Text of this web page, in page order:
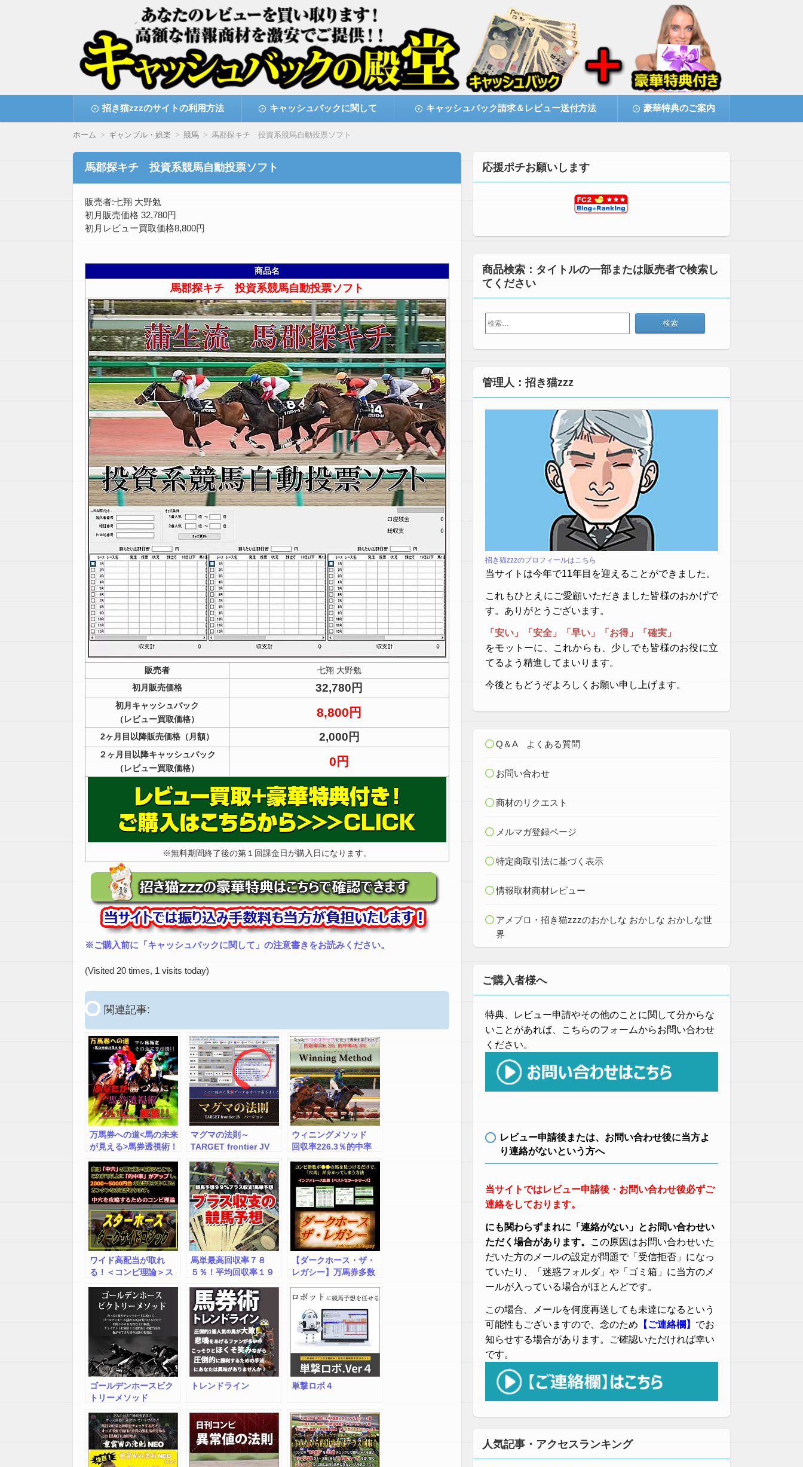
情報商材激安サイト・キャッシュバックの殿堂
高額な情報商材をレビューを買い取ることで激安で購入できます
テ
招き猫zzzのサイトの利用方法 キャッシュバックに関して キャッシュバック請求＆レビュー送付方法 豪華特典のご案内
ホーム ギャンブル・娯楽 競馬 馬郡探キチ 投資系競馬自動投票ソフト
馬郡探キチ 投資系競馬自動投票ソフト
販売者:七翔 大野勉
初月販売価格 32,780円
初月レビュー買取価格8,800円
商品名
馬郡探キチ 投資系競馬自動投票ソフト
販売者
七翔 大野勉
初月販売価格
32,780円
初月キャッシュバック
（レビュー買取価格）
8,800円
2ヶ月目以降販売価格（月額） 2,000円
２ヶ月目以降キャッシュバック
（レビュー買取価格）
0円
※無料期間終了後の第１回課金日が購入日になります。
※ご購入前に「キャッシュバックに関して」の注意書きをお読みください。
(Visited 20 times, 1 visits today)
関連記事:
万馬券への道<馬の未来
が見える>馬券透視術！
マグマの法則～
TARGET frontier JV
ウィニングメソッド
回収率226.3％的中率
キャッシュバック,豪華
特典付！
ワイド高配当が取れ
る！＜コンピ理論＞ス
イドロジック
馬単最高回収率７８
５％！平均回収率１９
【ダークホース・ザ・
レガシー】万馬券多数
ける法則
ゴールデンホースビク
トリーメソッド
トレンドライン 単撃ロボ４
応援ポチお願いします
商品検索：タイトルの一部または販売者で検索し
てください
検
索:
管理人：招き猫zzz
招き猫zzzのプロフィールはこちら
当サイトは今年で11年目を迎えることができました。
これもひとえにご愛顧いただきました皆様のおかげで
す。ありがとうございます。
「安い」「安全」「早い」「お得」「確実」
をモットーに、これからも、少しでも皆様のお役に立
てるよう精進してまいります。
今後ともどうぞよろしくお願い申し上げます。
Q＆A よくある質問
お問い合わせ
商材のリクエスト
メルマガ登録ページ
特定商取引法に基づく表示
情報取材商材レビュー
アメブロ・招き猫zzzのおかしな おかしな おかしな世
界
ご購入者様へ
特典、レビュー申請やその他のことに関して分からな
いことがあれば、こちらのフォームからお問い合わせ
ください。
レビュー申請後または、お問い合わせ後に当方よ
り連絡がないという方へ
当サイトではレビュー申請後・お問い合わせ後必ずご
連絡をしております。
にも関わらずまれに「連絡がない」とお問い合わせい
ただく場合があります。
この原因はお問い合わせいた
だいた方のメールの設定が問題で「受信拒否」になっ
ていたり、「迷惑フォルダ」や「ゴミ箱」に当方のメ
ールが入っている場合がほとんどです。
この場合、メールを何度再送しても未達になるという
可能性もございますので、念のため 【ご連絡欄】 でお
知らせする場合があります。ご確認いただければ幸い
です。
人気記事・アクセスランキング